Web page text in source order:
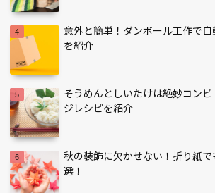
意外と簡単！ダンボール工作で
を紹介
そうめんとしいたけは絶妙コン
ジレシピを紹介
秋の装飾に欠かせない！折り紙
選！